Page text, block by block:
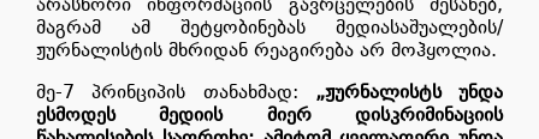
მაგრამ ამ შეტყობინებას მედიასაშუალების/
ჟურნალისტის მხრიდან რეაგირება არ მოჰყოლია.
მე-7 პრინციპის თანახმად: „ჟურნალისტს უნდა
ესმოდეს მედიის მიერ დისკრიმინაციის